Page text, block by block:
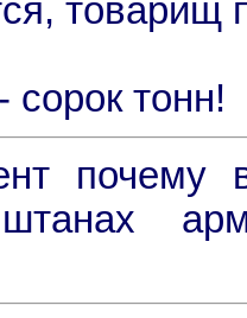
товарищ
тонн!
почему